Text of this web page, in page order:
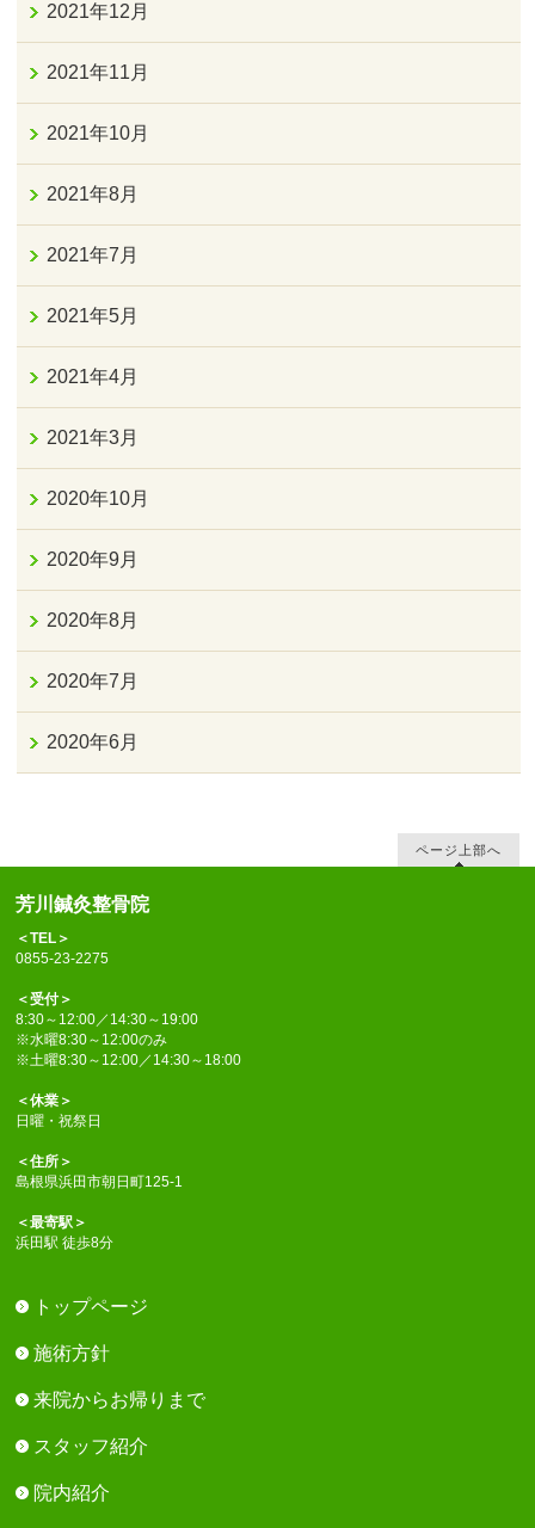
2021年12月
2021年11月
2021年10月
2021年8月
2021年7月
2021年5月
2021年4月
2021年3月
2020年10月
2020年9月
2020年8月
2020年7月
2020年6月
ページ上部へ
芳川鍼灸整骨院
＜TEL＞
0855-23-2275
＜受付＞
8:30～12:00／14:30～19:00
※水曜8:30～12:00のみ
※土曜8:30～12:00／14:30～18:00
＜休業＞
日曜・祝祭日
＜住所＞
島根県浜田市朝日町125-1
＜最寄駅＞
浜田駅 徒歩8分
トップページ
施術方針
来院からお帰りまで
スタッフ紹介
院内紹介